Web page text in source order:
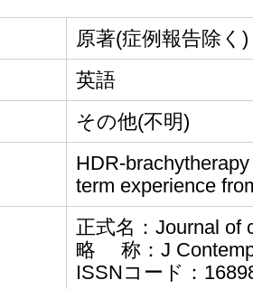
原著(症例報告除く)
英語
その他(不明)
HDR-
term experience
正式名：Journal of
略 称：J
ISSNコード：